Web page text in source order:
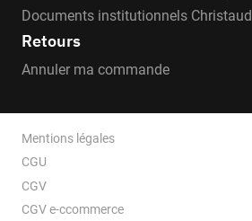
Documents institutionnels Christaud
Retours
Annuler ma commande
Mentions légales
CGU
CGV
CGV e-ccommerce